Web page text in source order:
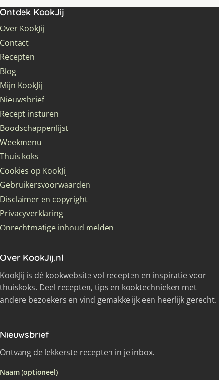
Ontdek KookJij
Over KookJij
Contact
Recepten
Blog
Mijn KookJij
Nieuwsbrief
Recept insturen
Boodschappenlijst
Weekmenu
Thuis koks
Cookies op KookJij
Gebruikersvoorwaarden
Disclaimer en copyright
Privacyverklaring
Onrechtmatige inhoud melden
Over KookJij.nl
KookJij is dé kookwebsite vol recepten en inspiratie voor
thuiskoks. Deel recepten, tips en kooktechnieken met
andere bezoekers en vind gemakkelijk een heerlijk gerecht.
Nieuwsbrief
Ontvang de lekkerste recepten in je inbox.
Naam (optioneel)